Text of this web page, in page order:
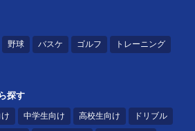
野球 バスケ ゴルフ トレーニング
探す
中学生向け 高校生向け ドリブル